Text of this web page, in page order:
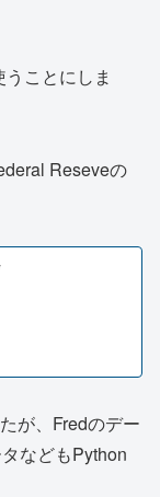
ことにしま
Reseveの
が、Fredのデー
などもPython